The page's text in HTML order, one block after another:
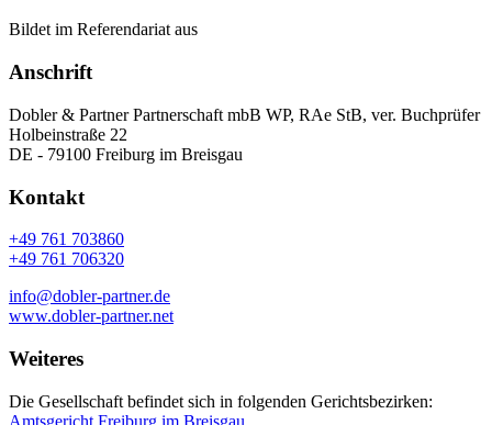
Bildet im Referendariat aus
Anschrift
Dobler & Partner Partnerschaft mbB WP, RAe StB, ver. Buchprüfer
Holbeinstraße 22
DE - 79100 Freiburg im Breisgau
Kontakt
+49 761 703860
+49 761 706320
info@dobler-partner.de
www.dobler-partner.net
Weiteres
Die Gesellschaft befindet sich in folgenden Gerichtsbezirken:
Amtsgericht Freiburg im Breisgau